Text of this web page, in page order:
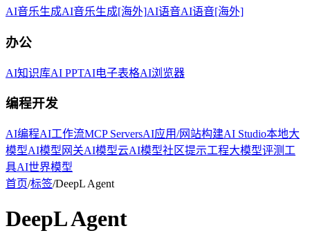
AI音乐生成AI音乐生成[海外]AI语音AI语音[海外]
办公
AI知识库AI PPTAI电子表格AI浏览器
编程开发
AI编程AI工作流MCP ServersAI应用/网站构建AI Studio本地大
模型AI模型网关AI模型云AI模型社区提示工程大模型评测工
具AI世界模型
首页/标签/DeepL Agent
DeepL Agent